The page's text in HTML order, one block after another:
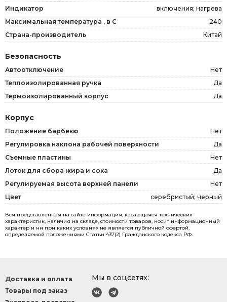
Индикатор
включения; нагрева
Максимальная температура , в С
240
Страна-производитель
Китай
Безопасность
Автоотключение
Нет
Теплоизолированная ручка
Да
Термоизолированный корпус
Да
Корпус
Положение барбекю
Нет
Регулировка наклона рабочей поверхности
Да
Съемные пластины
Нет
Лоток для сбора жира и сока
Да
Регулируемая высота верхней панели
Нет
Цвет
серебристый; черный
Вся представленная на сайте информация, касающаяся технических
характеристик, наличия на складе, стоимости товаров, носит информационный
характер и ни при каких условиях не является публичной офертой,
определяемой положениями Статьи 437(2) Гражданского кодекса РФ.
Мы в соцсетях:
Доставка и оплата
Товары под заказ